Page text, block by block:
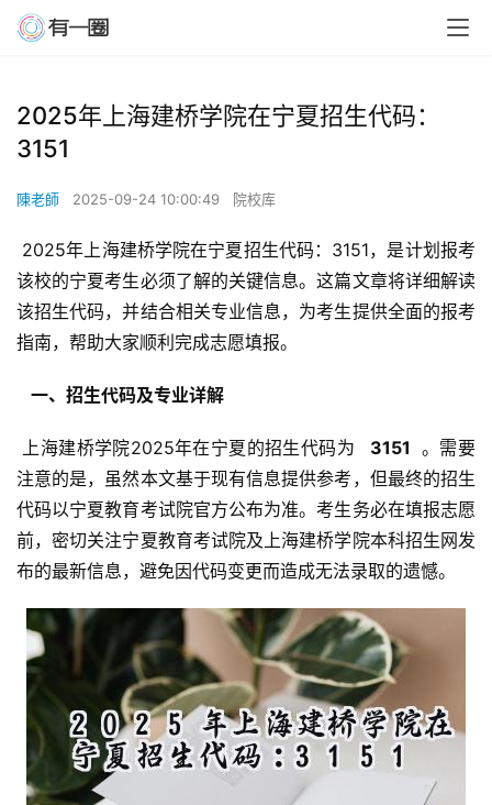
2025年上海建桥学院在宁夏招生代码：
3151
陳老師 2025-09-24 10:00:49 院校库
该校的宁夏考生必须了解的关键信息。这篇文章将详细解读
该招生代码，并结合相关专业信息，为考生提供全面的报考
指南，帮助大家顺利完成志愿填报。
  一、招生代码及专业详解
上海建桥学院2025年在宁夏的招生代码为
  3151
。需要
注意的是，虽然本文基于现有信息提供参考，但最终的招生
代码以宁夏教育考试院官方公布为准。考生务必在填报志愿
前，密切关注宁夏教育考试院及上海建桥学院本科招生网发
布的最新信息，避免因代码变更而造成无法录取的遗憾。